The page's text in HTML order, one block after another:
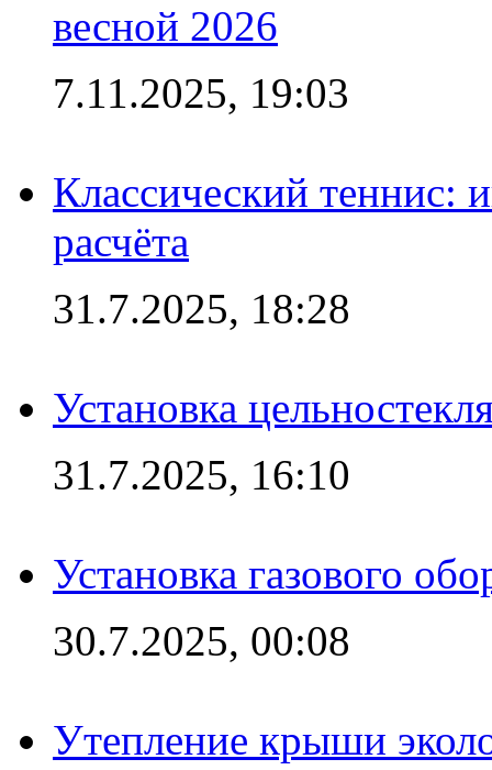
весной 2026
7.11.2025, 19:03
Классический теннис:
расчёта
31.7.2025, 18:28
Установка
31.7.2025, 16:10
Установка газового
30.7.2025, 00:08
Утепление крыши